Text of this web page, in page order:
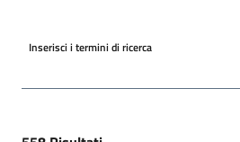
Inserisci i termini di ricerca